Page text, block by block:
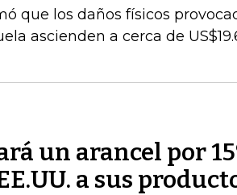
que los daños físicos
ascienden a cerca de
un arancel por
a sus